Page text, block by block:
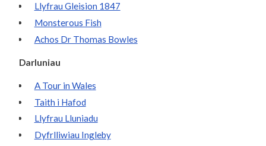
Llyfrau Gleision 1847
Monsterous Fish
Achos Dr Thomas Bowles
Darluniau
A Tour in Wales
Taith i Hafod
Llyfrau Lluniadu
Dyfrlliwiau Ingleby